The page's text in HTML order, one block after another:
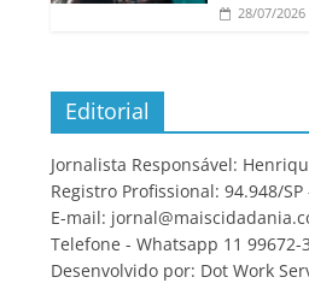
28/07/2026
Editorial
Jornalista Responsável:
Registro Profissional: 94.948/SP
E-mail:
Telefone - Whatsapp 11 99672-
Desenvolvido por: Dot Work